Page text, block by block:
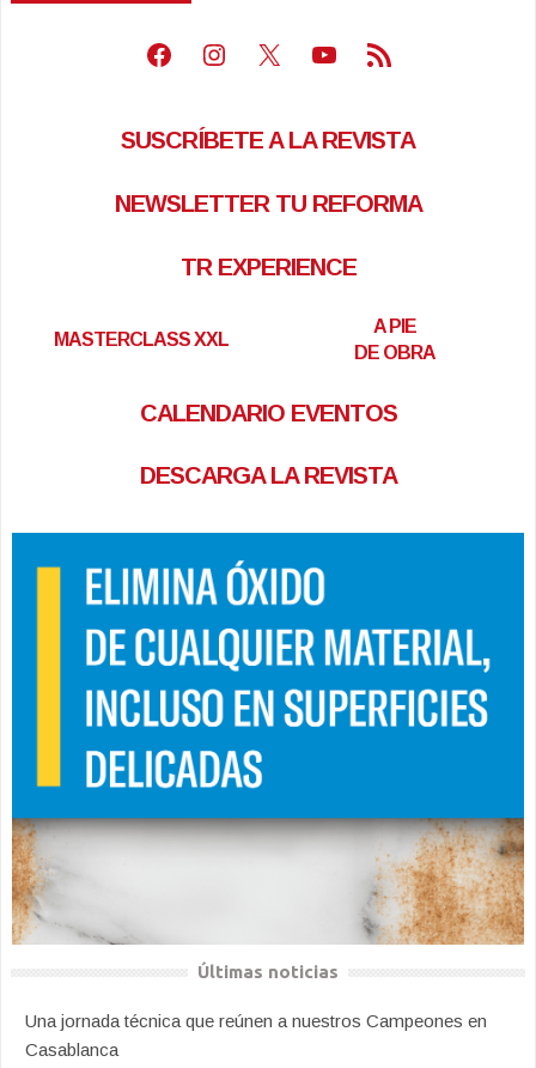
Facebook
Instagram
X Youtube
Feed RSS
SUSCRÍBETE A LA REVISTA
NEWSLETTER TU REFORMA
TR EXPERIENCE
MASTERCLASS XXL
A PIE
DE OBRA
CALENDARIO EVENTOS
DESCARGA LA REVISTA
Últimas noticias
Una jornada técnica que reúnen a nuestros Campeones en
Casablanca